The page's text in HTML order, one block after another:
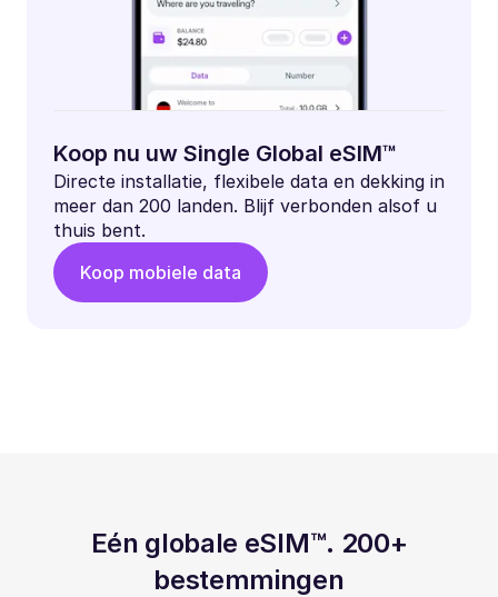
Koop nu uw Single Global eSIM™
Directe installatie, flexibele data en dekking in
meer dan 200 landen. Blijf verbonden alsof u
thuis bent.
Koop mobiele data
Eén globale eSIM™. 200+
bestemmingen